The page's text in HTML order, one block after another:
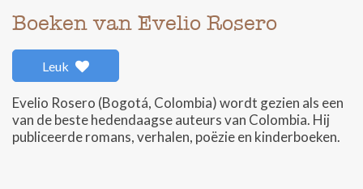
Boeken van Evelio Rosero
Leuk
Evelio Rosero (Bogotá, Colombia) wordt gezien als een
van de beste hedendaagse auteurs van Colombia. Hij
publiceerde romans, verhalen, poëzie en kinderboeken.